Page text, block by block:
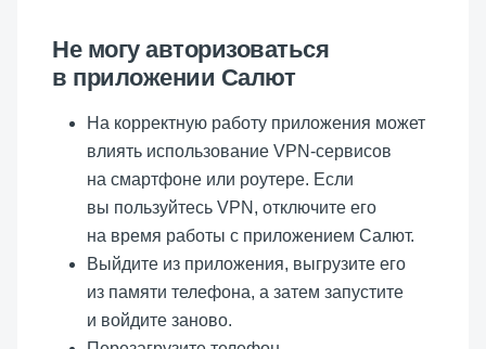
Не могу авторизоваться
в приложении Салют
На корректную работу приложения может
влиять использование VPN-сервисов
на смартфоне или роутере. Если
вы пользуйтесь VPN, отключите его
на время работы с приложением Салют.
Выйдите из приложения, выгрузите его
из памяти телефона, а затем запустите
и войдите заново.